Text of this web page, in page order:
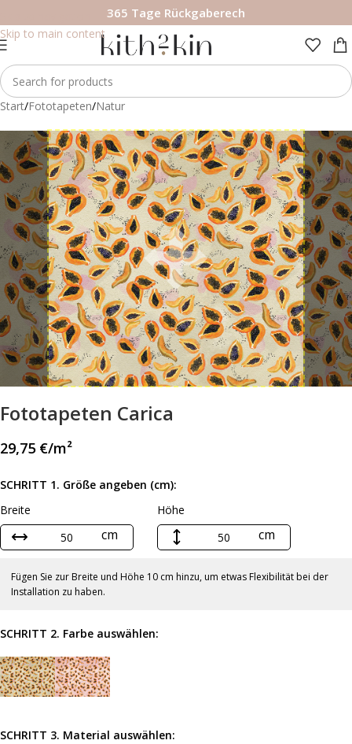
Skip to main content
365 Tage Rückgaberech
Start/Fototapeten/Natur
Fototapeten Carica
29,75 €/m²
SCHRITT 1. Größe angeben (cm):
Breite
cm
Höhe
cm
Fügen Sie zur Breite und Höhe 10 cm hinzu, um etwas Flexibilität bei der
Installation zu haben.
SCHRITT 2. Farbe auswählen:
SCHRITT 3. Material auswählen: